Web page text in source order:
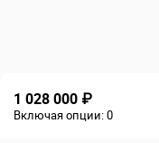
1 028 000 ₽
Включая опции:0